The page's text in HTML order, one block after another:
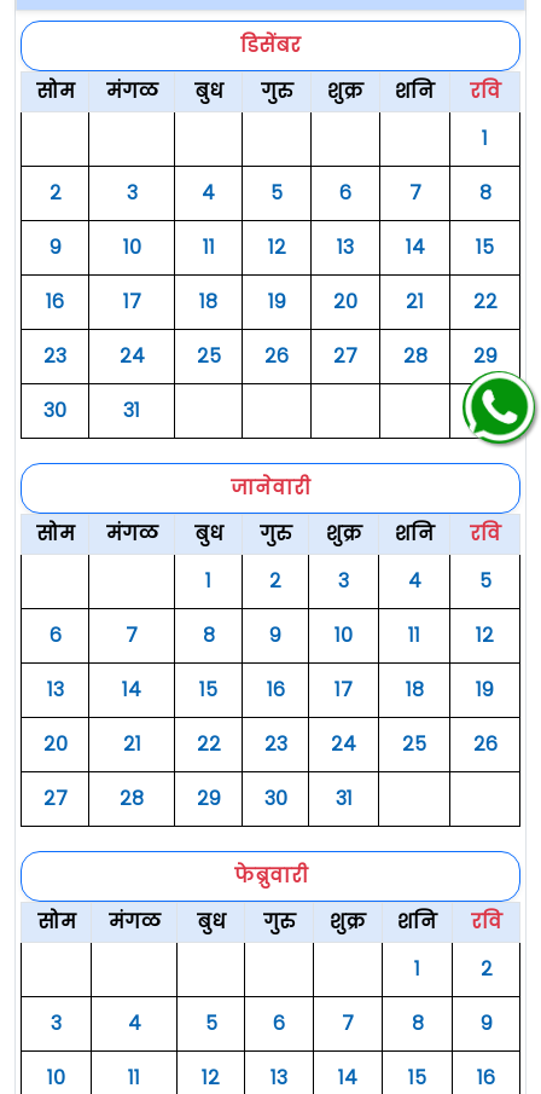
डिसेंबर
सोम
मंगळ बुध गुरु शुक्र शनि
रवि
१
२
३ ४ ५ ६ ७
८
९
१० ११ १२ १३ १४
१५
१६
१७ १८ १९ २० २१
२२
२३
२४ २५ २६ २७ २८
२९
३०
३१
जानेवारी
सोम
मंगळ बुध गुरु शुक्र शनि
रवि
१
२ ३ ४
५
६
७ ८ ९ १० ११
१२
१३
१४ १५ १६ १७ १८
१९
२०
२१ २२ २३ २४ २५
२६
२७
२८ २९ ३० ३१
फेब्रुवारी
सोम
मंगळ बुध गुरु शुक्र शनि
रवि
१
२
३
४ ५ ६ ७ ८
९
१०
११ १२ १३ १४ १५
१६